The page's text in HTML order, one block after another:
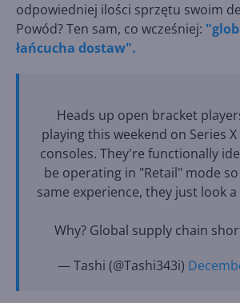
odpowiedniej ilości sprzętu swoim
Powód? Ten sam, co wcześniej:
łańcucha dostaw".
Heads up open bracket
playing this weekend on Series
consoles. They're functionally
be operating in "Retail" mode
same experience, they just look
Why? Global supply chain
— Tashi (@Tashi343i)